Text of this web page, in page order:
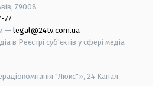
79008
77
— legal@24tv.com.ua
в Реєстрі суб'єктів у сфері медіа —
"Люкс"», 24 Канал.